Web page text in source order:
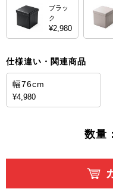
ブラッ
ク
¥2,980
仕様違い・関連商品
幅76cm
¥4,980
数量：